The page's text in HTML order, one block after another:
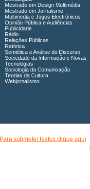
Mestrado em Design Multimédia
Mestrado em Jornalismo
Multimedia e Jogos Electrónicos
Opinião Pública e Audiências
Publicidade
Rádio
Relações Públicas
Retórica
Semiótica e Análise do Discurso
Sociedade da Informação e Novas
Tecnologias
Sociologia da Comunicação
Teorias da Cultura
Webjornalismo
Para submeter textos clique aqui